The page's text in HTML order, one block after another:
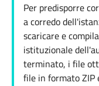
Per predisporre
a corredo
scaricare e
istituzionale
terminato, i file
file in formato ZIP